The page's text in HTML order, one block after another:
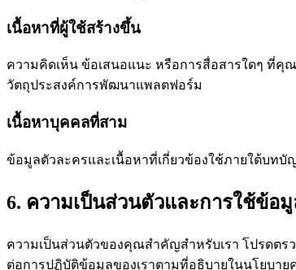
เนื้อหาที่ผู้ใช้สร้างขึ้น
ความคิดเห็น ข้อเสนอแนะ หรือการสื่อสารใดๆ ที่คุ
วัตถุประสงค์การพัฒนาแพลตฟอร์ม
เนื้อหาบุคคลที่สาม
ข้อมูลตัวละครและเนื้อหาที่เกี่ยวข้องใช้ภายใต้บท
6. ความเป็นส่วนตัวและการใช้ข้อ
ความเป็นส่วนตัวของคุณสำคัญสำหรับเรา โปรดตร
ต่อการปฏิบัติข้อมูลของเราตามที่อธิบายในนโยบาย